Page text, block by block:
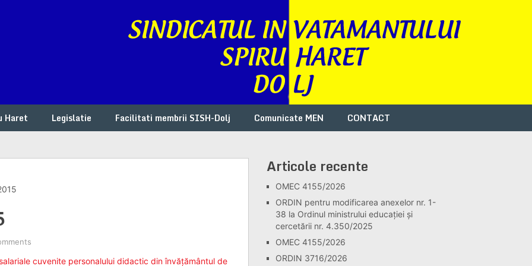
Haret Legislatie Facilitati membrii SISH-Dolj Comunicate MEN CONTACT
cuvenite personalului didactic din învăţământul de
Articole recente
OMEC 4155/2026
ORDIN pentru modificarea anexelor nr. 1-
38 la Ordinul ministrului educației și
cercetării nr. 4.350/2025
OMEC 4155/2026
ORDIN 3716/2026